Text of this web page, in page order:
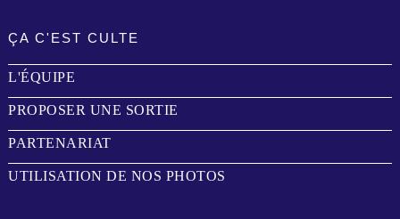
ÇA C'EST CULTE
L'ÉQUIPE
PROPOSER UNE SORTIE
PARTENARIAT
UTILISATION DE NOS PHOTOS